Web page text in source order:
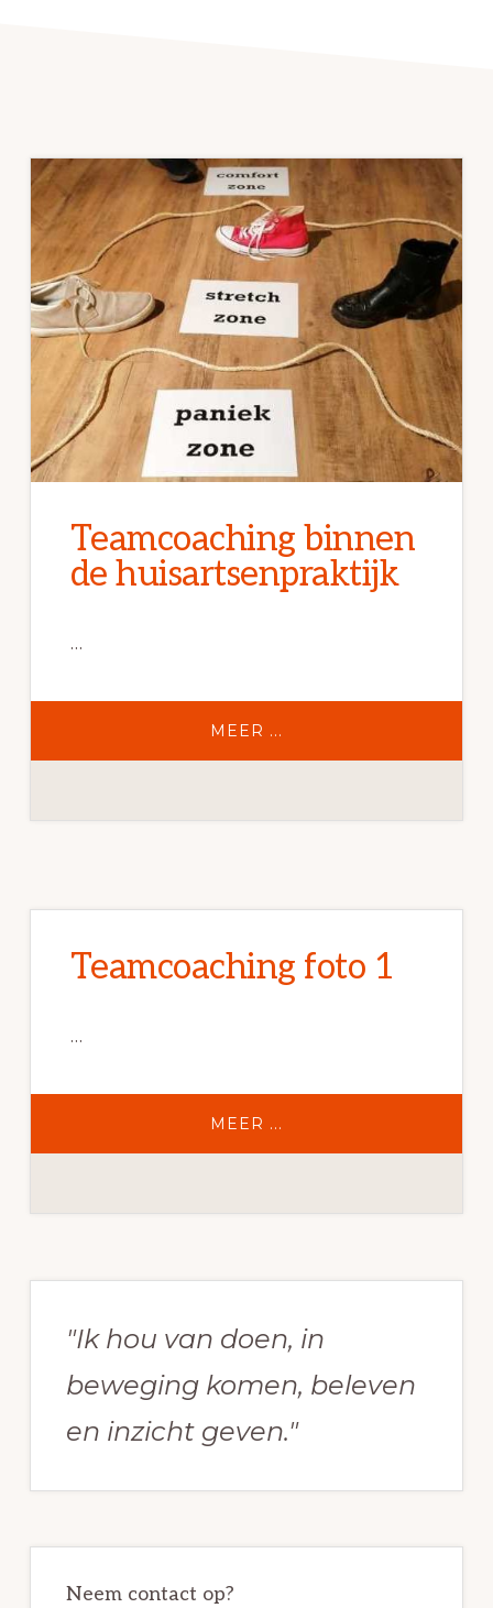
Teamcoaching binnen
de huisartsenpraktijk
…
MEER ...
DE
Teamcoaching foto 1
…
MEER ...
1
Sidebar
"Ik hou van doen, in
beweging komen, beleven
en inzicht geven."
Neem contact op?